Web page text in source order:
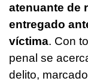
atenuante de
entregado
víctima. Con
penal se
delito,